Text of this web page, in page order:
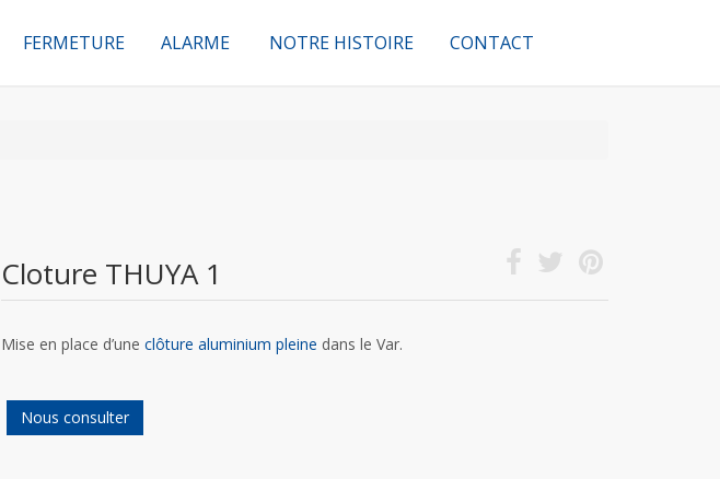
FERMETURE ALARME NOTRE HISTOIRE CONTACT
Cloture THUYA 1
Mise en place d’une clôture aluminium pleine dans le Var.
Nous consulter